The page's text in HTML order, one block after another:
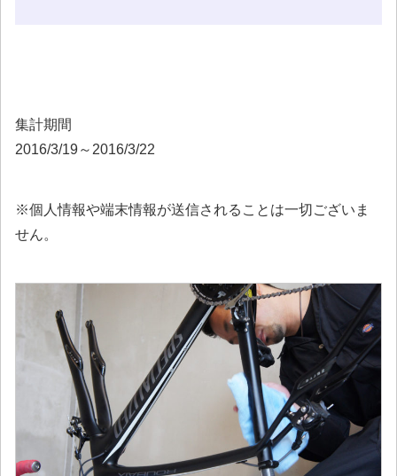
集計期間
2016/3/19～2016/3/22
※個人情報や端末情報が送信されることは一切ございま
せん。